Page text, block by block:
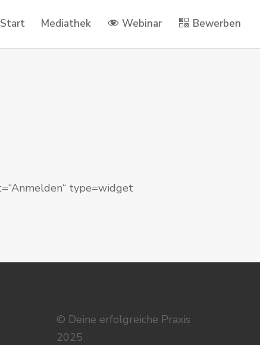
Start Mediathek Webinar Bewerben
type=widget
© Deine erfolgreiche Praxis
2025